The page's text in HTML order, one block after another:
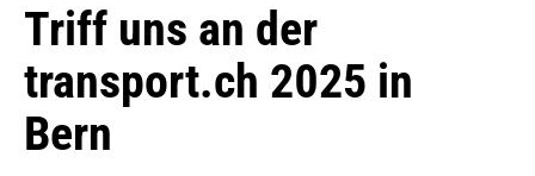
Triff uns an der
transport.ch 2025 in
Bern